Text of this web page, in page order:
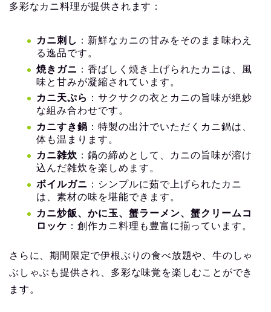
多彩なカニ料理が提供されます：
カニ刺し ：新鮮なカニの甘みをそのまま味わえ
る逸品です。
焼きガニ ：香ばしく焼き上げられたカニは、風
味と甘みが凝縮されています。
カニ天ぷら ：サクサクの衣とカニの旨味が絶妙
な組み合わせです。
カニすき鍋 ：特製の出汁でいただくカニ鍋は、
体も温まります。
カニ雑炊 ：鍋の締めとして、カニの旨味が溶け
込んだ雑炊を楽しめます。
ボイルガニ ：シンプルに茹で上げられたカニ
は、素材の味を堪能できます。
カニ炒飯、かに玉、蟹ラーメン、蟹クリームコ
ロッケ ：創作カニ料理も豊富に揃っています。
さらに、期間限定で伊根ぶりの食べ放題や、牛のしゃ
ぶしゃぶも提供され、多彩な味覚を楽しむことができ
ます。